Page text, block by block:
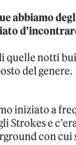
abbiamo
quelle notti
del genere.
iniziato a
Strokes e
con cui